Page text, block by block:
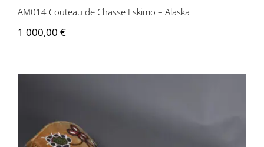
AM014 Couteau de Chasse Eskimo – Alaska
1 000,00 €